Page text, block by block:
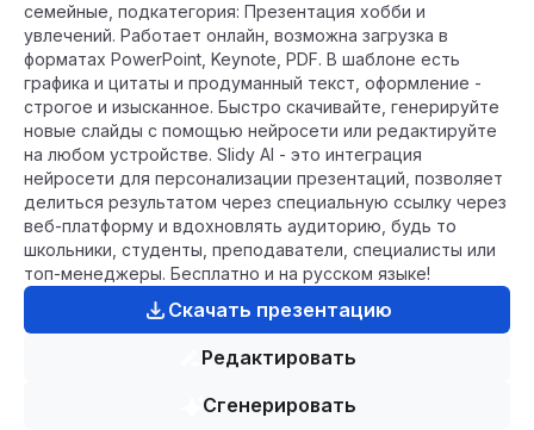
семейные, подкатегория: Презентация хобби и
увлечений. Работает онлайн, возможна загрузка в
форматах PowerPoint, Keynote, PDF. В шаблоне есть
графика и цитаты и продуманный текст, оформление -
строгое и изысканное. Быстро скачивайте, генерируйте
новые слайды с помощью нейросети или редактируйте
на любом устройстве. Slidy AI - это интеграция
нейросети для персонализации презентаций, позволяет
делиться результатом через специальную ссылку через
веб-платформу и вдохновлять аудиторию, будь то
школьники, студенты, преподаватели, специалисты или
топ-менеджеры. Бесплатно и на русском языке!
Скачать презентацию
Редактировать
Сгенерировать